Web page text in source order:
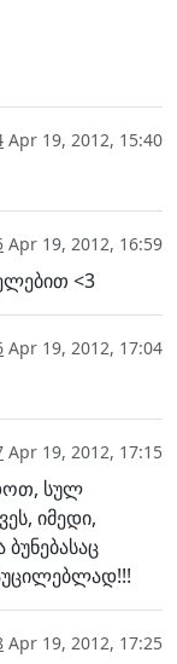
Apr 19, 2012, 15:40
Apr 19, 2012, 16:59
<3
Apr 19, 2012, 17:04
Apr 19, 2012, 17:15
სულ
იმედი,
Apr 19, 2012, 17:25